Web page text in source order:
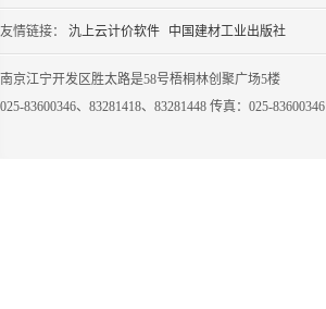
友情链接： 氿上云计价软件 中国建材工业出版社
南京江宁开发区胜太路是58号梧桐林创聚广场5楼
025-83600346、83281418、83281448 传真：025-83600346